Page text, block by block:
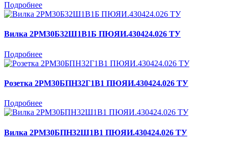
Подробнее
Вилка 2РМ30Б32Ш1В1Б ПЮЯИ.430424.026 ТУ
Подробнее
Розетка 2РМ30БПН32Г1В1 ПЮЯИ.430424.026 ТУ
Подробнее
Вилка 2РМ30БПН32Ш1В1 ПЮЯИ.430424.026 ТУ